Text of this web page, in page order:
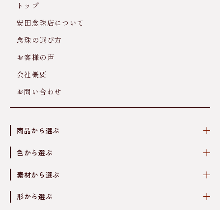
トップ
安田念珠店について
念珠の選び方
お客様の声
会社概要
お問い合わせ
商品から選ぶ
色から選ぶ
素材から選ぶ
形から選ぶ